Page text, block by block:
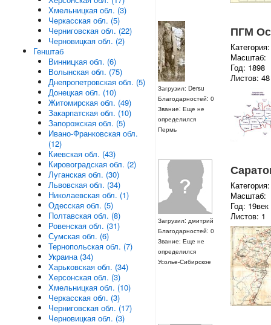
Загрузил: Dersu
Благодарностей: 0
Звание: Еще не
определился
Пермь
ПГМ
Масштаб:
Год: 1898
Листов: 48
Загрузил: дмитрий
Благодарностей: 0
Звание: Еще не
определился
Усолье-Сибирское
Масштаб:
Год: 19век
Листов: 1
Хмельницкая обл. (3)
Черкасская обл. (5)
Черниговская обл. (22)
Черновицкая обл. (2)
Генштаб
Винницкая обл. (6)
Волынская обл. (75)
Днепропетровская обл. (5)
Донецкая обл. (10)
Житомирская обл. (49)
Закарпатская обл. (10)
Запорожская обл. (5)
Ивано-Франковская обл.
(12)
Киевская обл. (43)
Кировоградская обл. (2)
Луганская обл. (30)
Львовская обл. (34)
Николаевская обл. (1)
Одесская обл. (5)
Полтавская обл. (8)
Ровенская обл. (31)
Сумская обл. (6)
Тернопольская обл. (7)
Украина (34)
Харьковская обл. (34)
Херсонская обл. (3)
Хмельницкая обл. (10)
Черкасская обл. (3)
Черниговская обл. (17)
Черновицкая обл. (3)